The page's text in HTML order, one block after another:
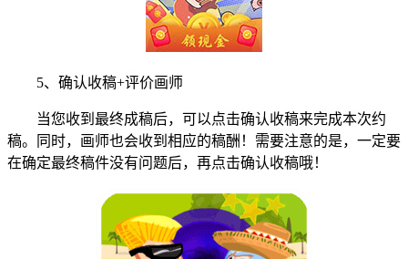
5、确认收稿+评价画师
当您收到最终成稿后，可以点击确认收稿来完成本次约
稿。同时，画师也会收到相应的稿酬！需要注意的是，一定要
在确定最终稿件没有问题后，再点击确认收稿哦！